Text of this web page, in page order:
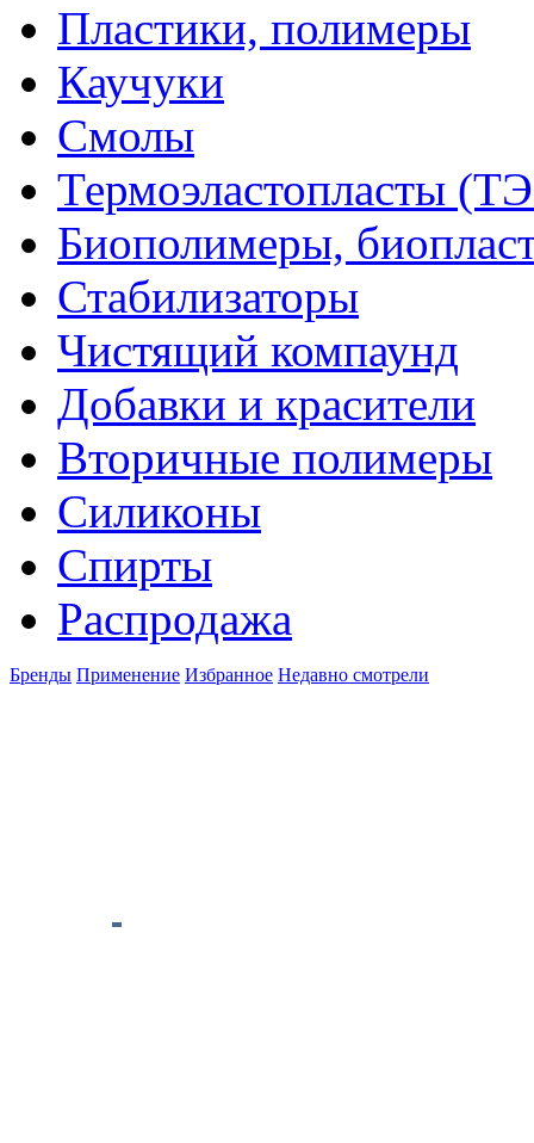
Пластики, полимеры
Каучуки
Смолы
Термоэластопласты
Биополимеры,
Стабилизаторы
Чистящий компаунд
Добавки и красители
Вторичные полимеры
Силиконы
Спирты
Распродажа
Бренды Применение Избранное Недавно смотрели